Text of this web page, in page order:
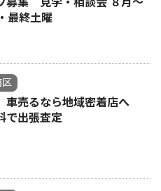
最終土曜
区
売るなら地域密着店へ
で出張査定